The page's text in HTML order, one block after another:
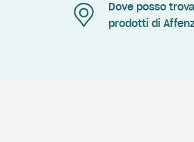
Dove posso
prodotti di